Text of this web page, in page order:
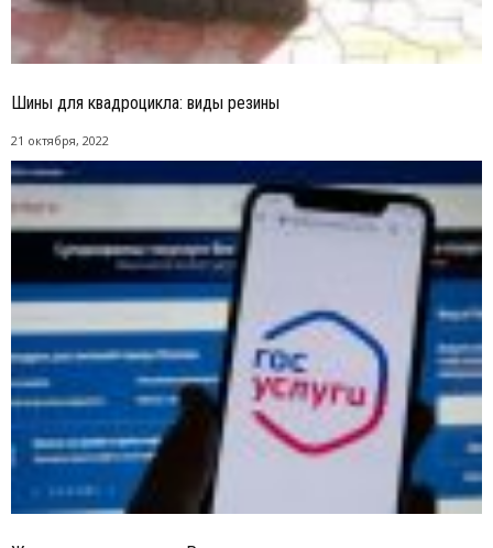
Шины для квадроцикла: виды резины
21 октября, 2022